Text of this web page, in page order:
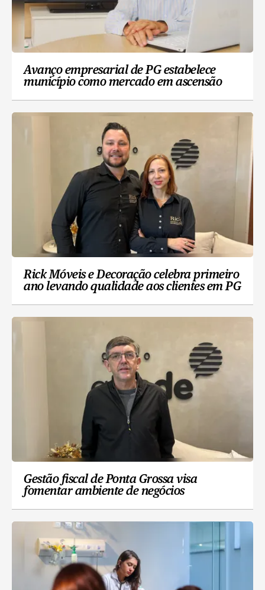
Avanço empresarial de PG estabelece
município como mercado em ascensão
Rick Móveis e Decoração celebra primeiro
ano levando qualidade aos clientes em PG
Gestão fiscal de Ponta Grossa visa
fomentar ambiente de negócios